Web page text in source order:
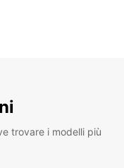
trovare i modelli più